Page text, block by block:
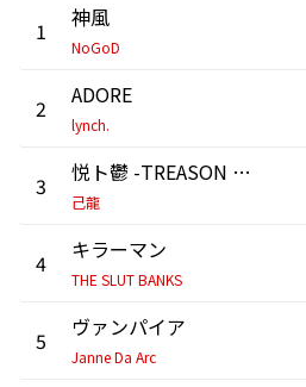
1 神風
NoGoD
2 ADORE
lynch.
3 悦ト鬱 -TREASON Mix-
己龍
4 キラーマン
THE SLUT BANKS
5 ヴァンパイア
Janne Da Arc